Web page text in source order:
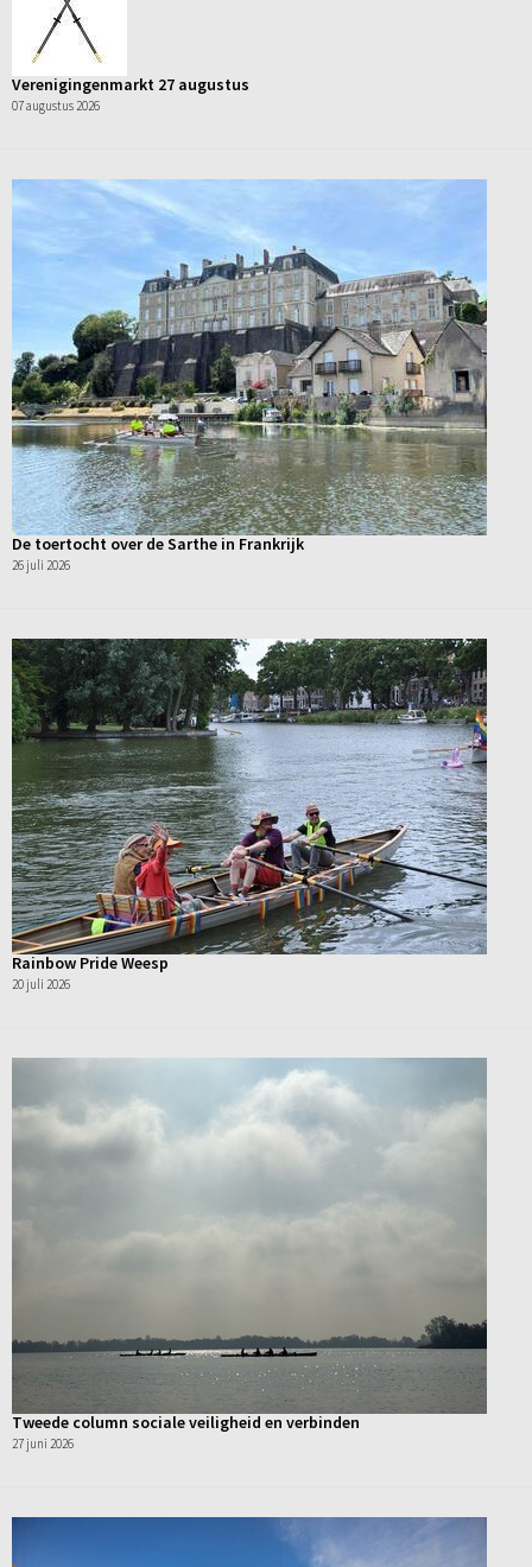
Verenigingenmarkt 27 augustus
07 augustus 2026
De toertocht over de Sarthe in Frankrijk
26 juli 2026
Rainbow Pride Weesp
20 juli 2026
Tweede column sociale veiligheid en verbinden
27 juni 2026